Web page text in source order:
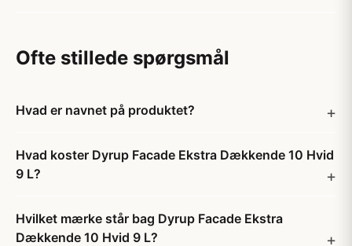
Ofte stillede spørgsmål
Hvad er navnet på produktet?
Hvad koster Dyrup Facade Ekstra Dækkende 10 Hvid
9 L?
Hvilket mærke står bag Dyrup Facade Ekstra
Dækkende 10 Hvid 9 L?